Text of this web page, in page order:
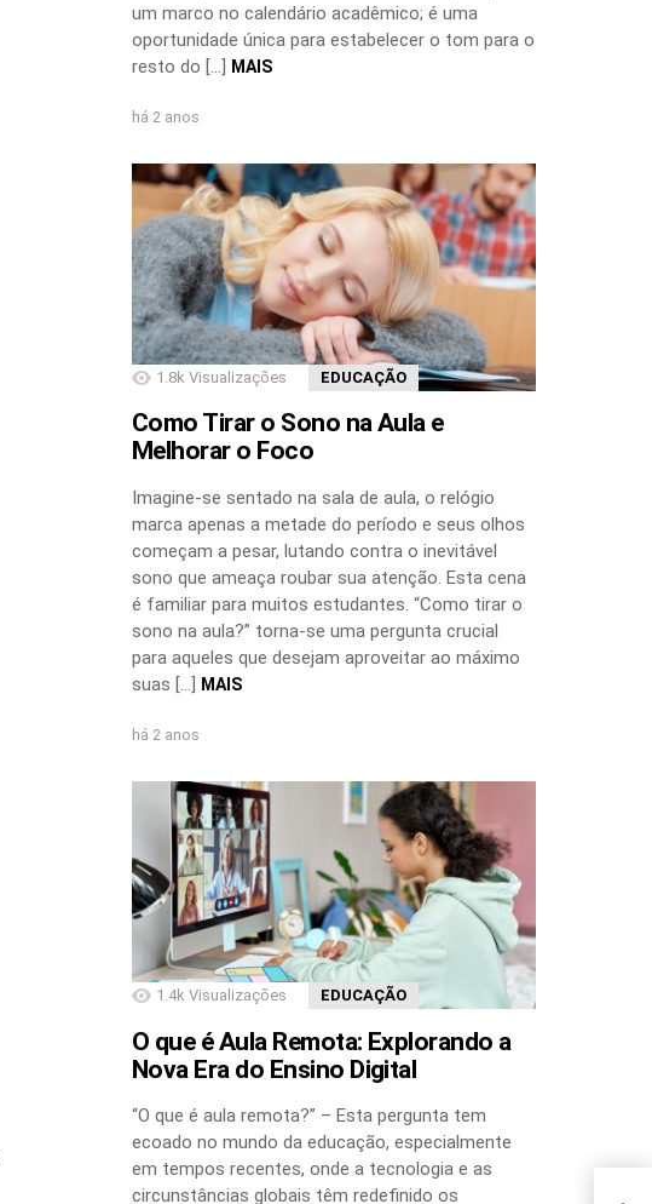
um marco no calendário acadêmico; é uma
oportunidade única para estabelecer o tom para o
resto do […] MAIS
há 2 anos
1.8k Visualizações EDUCAÇÃO
Como Tirar o Sono na Aula e
Melhorar o Foco
Imagine-se sentado na sala de aula, o relógio
marca apenas a metade do período e seus olhos
começam a pesar, lutando contra o inevitável
sono que ameaça roubar sua atenção. Esta cena
é familiar para muitos estudantes. “Como tirar o
sono na aula?” torna-se uma pergunta crucial
para aqueles que desejam aproveitar ao máximo
suas […] MAIS
há 2 anos
1.4k Visualizações EDUCAÇÃO
O que é Aula Remota: Explorando a
Nova Era do Ensino Digital
“O que é aula remota?” – Esta pergunta tem
ecoado no mundo da educação, especialmente
em tempos recentes, onde a tecnologia e as
circunstâncias globais têm redefinido os